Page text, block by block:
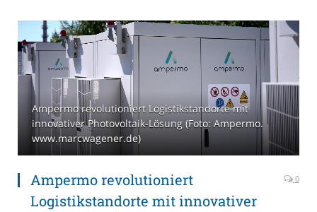
Ampermo revolutioniert Logistikstandorte mit
innovativer Photovoltaik-Lösung (Foto: Ampermo.
www.marcwagener.de)
Ampermo revolutioniert
Logistikstandorte mit innovativer
0